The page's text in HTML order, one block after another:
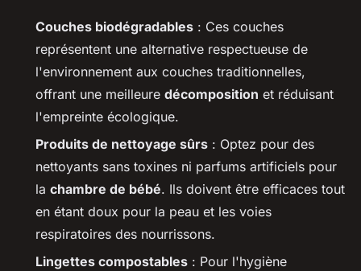
Couches biodégradables : Ces couches
représentent une alternative respectueuse de
l'environnement aux couches traditionnelles,
offrant une meilleure décomposition et réduisant
l'empreinte écologique.
Produits de nettoyage sûrs : Optez pour des
nettoyants sans toxines ni parfums artificiels pour
la chambre de bébé. Ils doivent être efficaces tout
en étant doux pour la peau et les voies
respiratoires des nourrissons.
Lingettes compostables : Pour l'hygiène